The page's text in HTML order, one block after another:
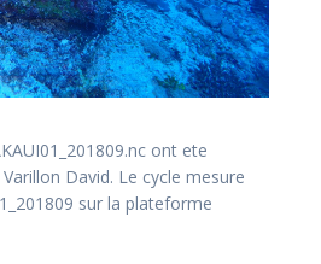
ont ete
David. Le cycle mesure
sur la plateforme